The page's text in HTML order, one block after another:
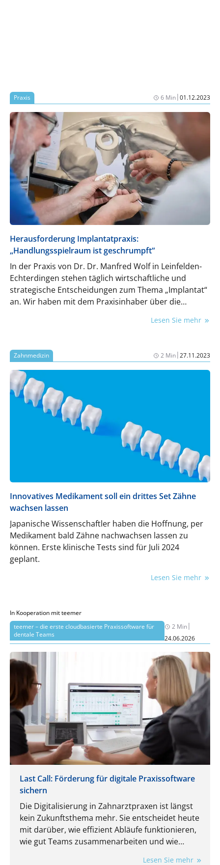
Praxis 6 Min|01.12.2023
Herausforderung Implantatpraxis:
„Handlungsspielraum ist geschrumpft“
In der Praxis von Dr. Dr. Manfred Wolf in Leinfelden-
Echterdingen stehen täglich wirtschaftliche und
strategische Entscheidungen zum Thema „Implantat“
an. Wir haben mit dem Praxisinhaber über die
Lesen Sie mehr
Zahnmedizin 2 Min|27.11.2023
Innovatives Medikament soll ein drittes Set Zähne
wachsen lassen
Japanische Wissenschaftler haben die Hoffnung, per
Medikament bald Zähne nachwachsen lassen zu
können. Erste klinische Tests sind für Juli 2024
geplant.
Lesen Sie mehr
In Kooperation mit teemer
teemer – die erste cloudbasierte Praxissoftware für
dentale Teams
2 Min|
24.06.2026
Last Call: Förderung für digitale Praxissoftware
sichern
Die Digitalisierung in Zahnarztpraxen ist längst
kein Zukunftsthema mehr. Sie entscheidet heute
mit darüber, wie effizient Abläufe funktionieren,
wie gut Teams zusammenarbeiten und wie
Lesen Sie mehr